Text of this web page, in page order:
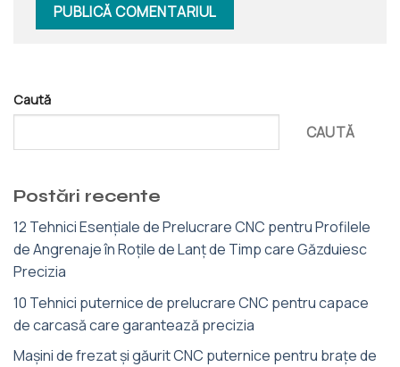
Caută
CAUTĂ
Postări recente
12 Tehnici Esențiale de Prelucrare CNC pentru Profilele
de Angrenaje în Roțile de Lanț de Timp care Găzduiesc
Precizia
10 Tehnici puternice de prelucrare CNC pentru capace
de carcasă care garantează precizia
Mașini de frezat și găurit CNC puternice pentru brațe de